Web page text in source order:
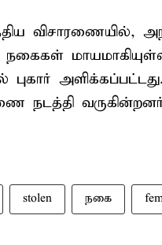
விசாரணையில்,
நடத்தி
stolen நகை